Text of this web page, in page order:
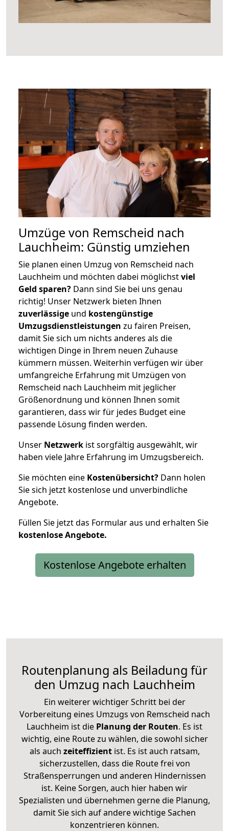
Umzüge von Remscheid nach
Lauchheim: Günstig umziehen
Sie planen einen Umzug von Remscheid nach
Lauchheim und möchten dabei möglichstviel
Geld sparen? Dann sind Sie bei uns genau
richtig! Unser Netzwerk bieten Ihnen
zuverlässige und kostengünstige
Umzugsdienstleistungen zu fairen Preisen,
damit Sie sich um nichts anderes als die
wichtigen Dinge in Ihrem neuen Zuhause
kümmern müssen. Weiterhin verfügen wir über
umfangreiche Erfahrung mit Umzügen von
Remscheid nach Lauchheim mit jeglicher
Größenordnung und können Ihnen somit
garantieren, dass wir für jedes Budget eine
passende Lösung finden werden.
Unser Netzwerk ist sorgfältig ausgewählt, wir
haben viele Jahre Erfahrung im Umzugsbereich.
Sie möchten eine Kostenübersicht? Dann holen
Sie sich jetzt kostenlose und unverbindliche
Angebote.
Füllen Sie jetzt das Formular aus und erhalten Sie
kostenloseAngebote.
Kostenlose Angebote erhalten
Routenplanung als Beiladung für
den Umzug nach Lauchheim
Ein weiterer wichtiger Schritt bei der
Vorbereitung eines Umzugs von Remscheid nach
Lauchheim ist die Planung der Routen. Es ist
wichtig, eine Route zu wählen, die sowohl sicher
als auch zeiteffizientist. Es ist auch ratsam,
sicherzustellen, dass die Route frei von
Straßensperrungen und anderen Hindernissen
ist. Keine Sorgen, auch hier haben wir
Spezialisten und übernehmen gerne die Planung,
damit Sie sich auf andere wichtige Sachen
konzentrieren können.